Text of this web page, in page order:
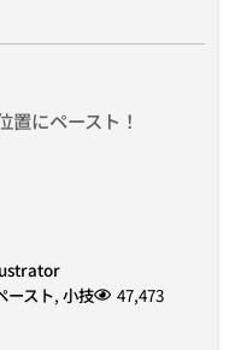
置にペースト！
ースト, 小技 47,473